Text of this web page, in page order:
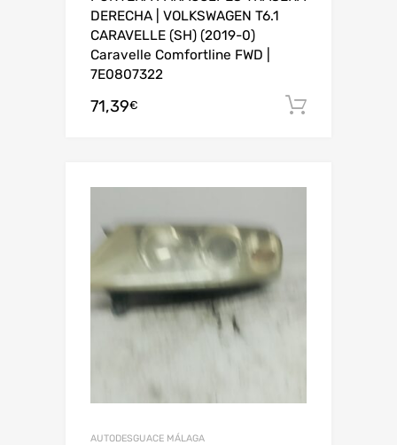
DERECHA | VOLKSWAGEN T6.1
CARAVELLE (SH) (2019-0)
Caravelle Comfortline FWD |
7E0807322
71,39€
AUTODESGUACE MÁLAGA